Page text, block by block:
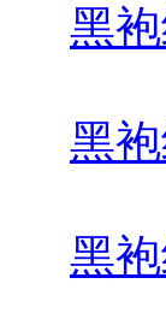
黑
黑
黑